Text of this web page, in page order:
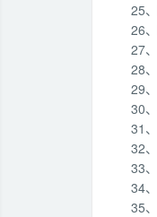
25
26
27
28
29
30
31
32
33
34
35